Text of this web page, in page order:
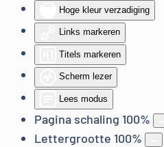
Hoge kleur verzadiging
Links markeren
Titels markeren
Scherm lezer
Lees modus
Pagina schaling 100%
Lettergrootte 100%